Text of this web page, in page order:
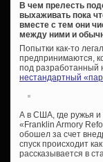
В чем прелесть
выхаживать пока
вместе с тем они
между ними и
Попытки как-то
предпринимаются,
под разработанный
нестандартный
А в США, где ружья
«Franklin Armory
обошел за счет
спуск происходит
рассказывается в